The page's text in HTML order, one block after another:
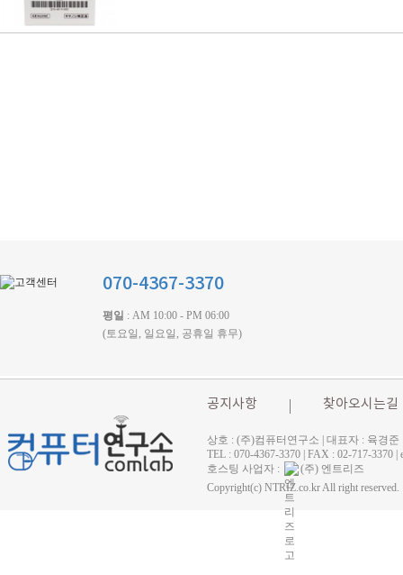
070-4367-3370
평일 : AM 10:00 - PM 06:00
(토요일, 일요일, 공휴일 휴무)
공지사항 찾아오시는길
상호 : (주)컴퓨터연구소 | 대표자 : 육경
TEL : 070-4367-3370 | FAX : 02-717-
호스팅 사업자 :
(주) 엔트리즈
Copyright(c) NTRIZ.co.kr All right reserved.